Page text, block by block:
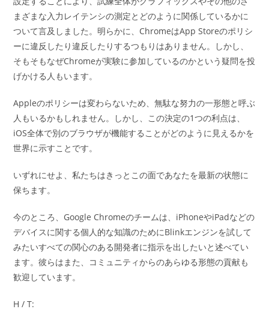
まざまな入力レイテンシの測定とどのように関係しているかに
ついて言及しました。明らかに、ChromeはApp Storeのポリシ
ーに違反したり違反したりするつもりはありません。しかし、
そもそもなぜChromeが実験に参加しているのかという疑問を投
げかける人もいます。
Appleのポリシーは変わらないため、無駄な努力の一形態と呼ぶ
人もいるかもしれません。しかし、この決定の1つの利点は、
iOS全体で別のブラウザが機能することがどのように見えるかを
世界に示すことです。
いずれにせよ、私たちはきっとこの面であなたを最新の状態に
保ちます。
今のところ、Google Chromeのチームは、iPhoneやiPadなどの
デバイスに関する個人的な知識のためにBlinkエンジンを試して
みたいすべての関心のある開発者に指示を出したいと述べてい
ます。彼らはまた、コミュニティからのあらゆる形態の貢献も
歓迎しています。
H / T: